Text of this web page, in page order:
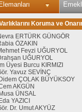
Koruma ve
ERTÜRK GÜNGÖR
ÖZAKIN
Fevzi UĞURYOL
UĞURYOL
Üyesi Burcu KIRMIZI
Yavuz SEVİNÇ
ÇOLAK BÜYÜKSOY
AKGÜN
ÜNSAL
YAZICI
Dr. Umut AKYÜZ